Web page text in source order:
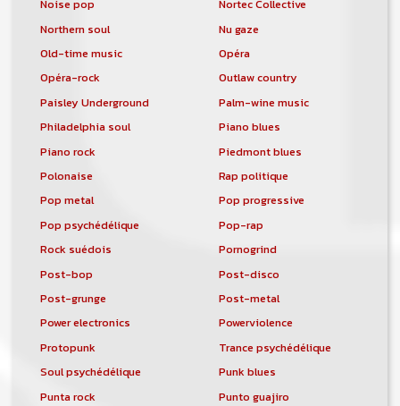
Noise pop
Nortec Collective
Northern soul
Nu gaze
Old-time music
Opéra
Opéra-rock
Outlaw country
Paisley Underground
Palm-wine music
Philadelphia soul
Piano blues
Piano rock
Piedmont blues
Polonaise
Rap politique
Pop metal
Pop progressive
Pop psychédélique
Pop-rap
Rock suédois
Pornogrind
Post-bop
Post-disco
Post-grunge
Post-metal
Power electronics
Powerviolence
Protopunk
Trance psychédélique
Soul psychédélique
Punk blues
Punta rock
Punto guajiro